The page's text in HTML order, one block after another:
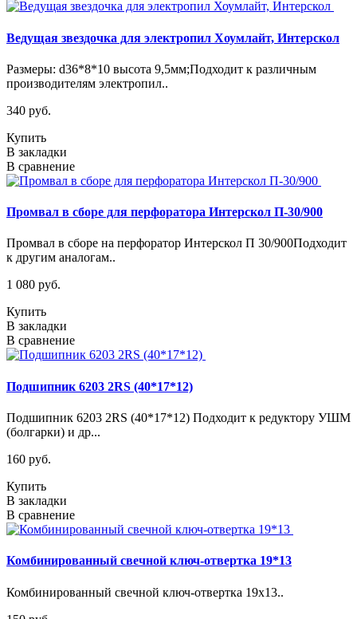
Ведущая звездочка для электропил Хоумлайт, Интерскол
Размеры: d36*8*10 высота 9,5мм;Подходит к различным
производителям электропил..
340 руб.
Купить
В закладки
В сравнение
Промвал в сборе для перфоратора Интерскол П-30/900
Промвал в сборе на перфоратор Интерскол П 30/900Подходит
к другим аналогам..
1 080 руб.
Купить
В закладки
В сравнение
Подшипник 6203 2RS (40*17*12)
Подшипник 6203 2RS (40*17*12) Подходит к редуктору УШМ
(болгарки) и др...
160 руб.
Купить
В закладки
В сравнение
Комбинированный свечной ключ-отвертка 19*13
Комбинированный свечной ключ-отвертка 19х13..